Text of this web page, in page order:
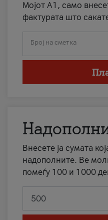
Мојот А1, само
фактурата што
Број на сметка
Внесете ја сумата
надополните. Ве
помеѓу 100 и 1000